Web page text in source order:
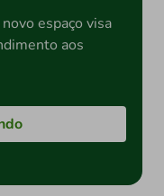
espaço visa
aos